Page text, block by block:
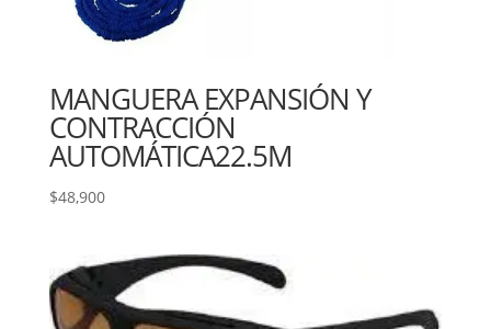
MANGUERA EXPANSIÓN Y
CONTRACCIÓN
AUTOMÁTICA22.5M
$48,900